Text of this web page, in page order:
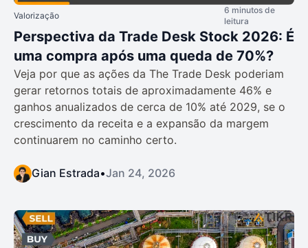
Valorização
6 minutos de
leitura
Perspectiva da Trade Desk Stock 2026: É
uma compra após uma queda de 70%?
Veja por que as ações da The Trade Desk poderiam
gerar retornos totais de aproximadamente 46% e
ganhos anualizados de cerca de 10% até 2029, se o
crescimento da receita e a expansão da margem
continuarem no caminho certo.
Gian Estrada•Jan 24, 2026